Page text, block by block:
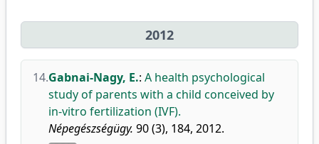
2012
14.Gabnai-Nagy, E.: A health psychological
study of parents with a child conceived by
in-vitro fertilization (IVF).
Népegészségügy. 90 (3), 184, 2012.